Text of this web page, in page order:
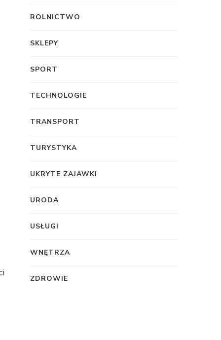
ROLNICTWO
SKLEPY
SPORT
TECHNOLOGIE
TRANSPORT
TURYSTYKA
UKRYTE ZAJAWKI
URODA
USŁUGI
WNĘTRZA
ZDROWIE